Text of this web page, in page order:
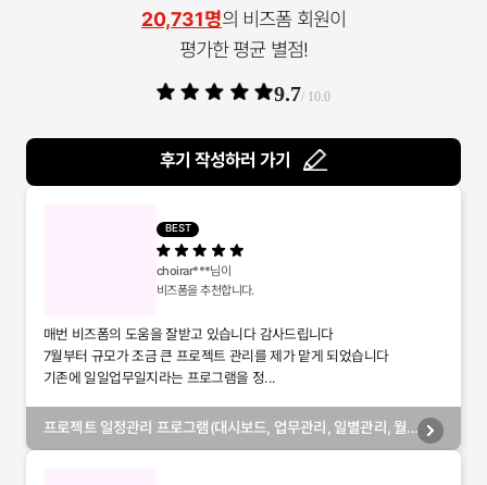
20,731명의 비즈폼 회원이
평가한 평균 별점!
9.7/ 10.0
후기 작성하러 가기
BEST
choirar***님이
비즈폼을 추천합니다.
매번 비즈폼의 도움을 잘받고 있습니다 감사드립니다
7월부터 규모가 조금 큰 프로젝트 관리를 제가 맡게 되었습니다
기존에 일일업무일지라는 프로그램을 정...
프로젝트 일정관리 프로그램(대시보드, 업무관리, 일별관리, 월